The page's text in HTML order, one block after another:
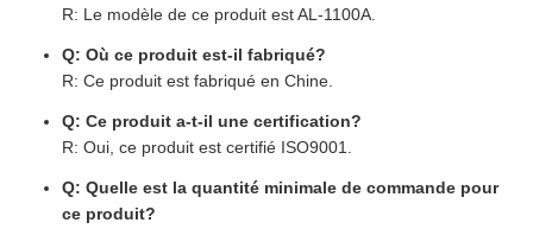
R: Le modèle de ce produit est AL-1100A.
Q: Où ce produit est-il fabriqué?
R: Ce produit est fabriqué en Chine.
Q: Ce produit a-t-il une certification?
R: Oui, ce produit est certifié ISO9001.
Q: Quelle est la quantité minimale de commande pour
ce produit?